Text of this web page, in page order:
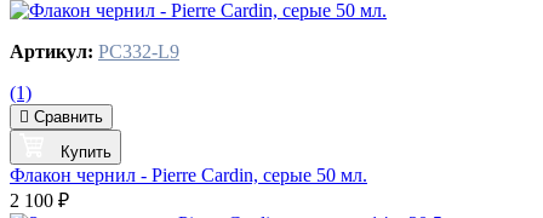
Артикул: PC332-L9
(1)
Сравнить
Купить
Флакон чернил - Pierre Cardin, серые 50 мл.
2 100 ₽